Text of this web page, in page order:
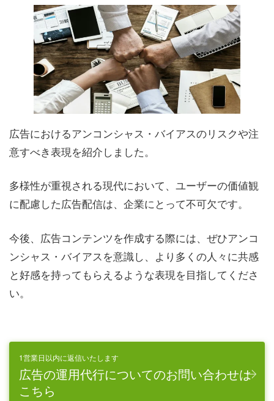
広告におけるアンコンシャス・バイアスのリスクや注
意すべき表現を紹介しました。
多様性が重視される現代において、ユーザーの価値観
に配慮した広告配信は、企業にとって不可欠です。
今後、広告コンテンツを作成する際には、ぜひアンコ
ンシャス・バイアスを意識し、より多くの人々に共感
と好感を持ってもらえるような表現を目指してくださ
い。
1営業日以内に返信いたします
広告の運用代行についてのお問い合わせは
こちら